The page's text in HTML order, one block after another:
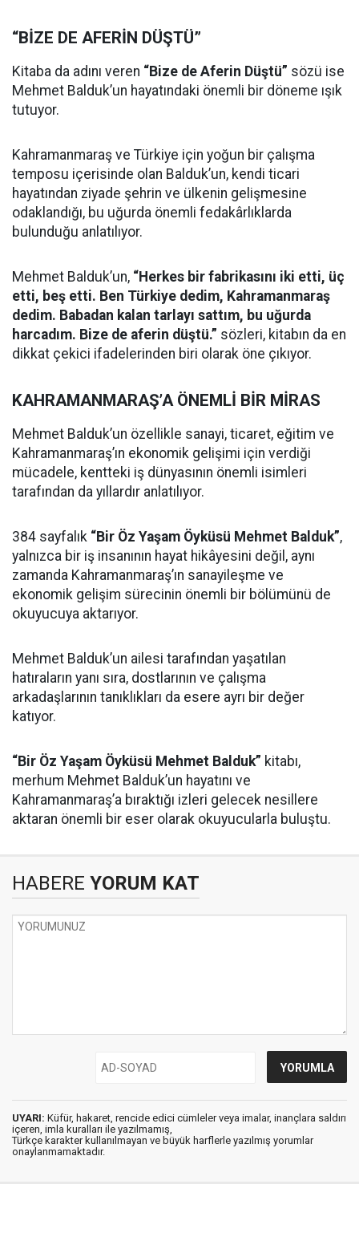
“BİZE DE AFERİN DÜŞTÜ”
Kitaba da adını veren “Bize de Aferin Düştü” sözü ise
Mehmet Balduk’un hayatındaki önemli bir döneme ışık
tutuyor.
Kahramanmaraş ve Türkiye için yoğun bir çalışma
temposu içerisinde olan Balduk’un, kendi ticari
hayatından ziyade şehrin ve ülkenin gelişmesine
odaklandığı, bu uğurda önemli fedakârlıklarda
bulunduğu anlatılıyor.
Mehmet Balduk’un, “Herkes bir fabrikasını iki etti, üç
etti, beş etti. Ben Türkiye dedim, Kahramanmaraş
dedim. Babadan kalan tarlayı sattım, bu uğurda
harcadım. Bize de aferin düştü.” sözleri, kitabın da en
dikkat çekici ifadelerinden biri olarak öne çıkıyor.
KAHRAMANMARAŞ’A ÖNEMLİ BİR MİRAS
Mehmet Balduk’un özellikle sanayi, ticaret, eğitim ve
Kahramanmaraş’ın ekonomik gelişimi için verdiği
mücadele, kentteki iş dünyasının önemli isimleri
tarafından da yıllardır anlatılıyor.
384 sayfalık “Bir Öz Yaşam Öyküsü Mehmet Balduk”,
yalnızca bir iş insanının hayat hikâyesini değil, aynı
zamanda Kahramanmaraş’ın sanayileşme ve
ekonomik gelişim sürecinin önemli bir bölümünü de
okuyucuya aktarıyor.
Mehmet Balduk’un ailesi tarafından yaşatılan
hatıraların yanı sıra, dostlarının ve çalışma
arkadaşlarının tanıklıkları da esere ayrı bir değer
katıyor.
“Bir Öz Yaşam Öyküsü Mehmet Balduk” kitabı,
merhum Mehmet Balduk’un hayatını ve
Kahramanmaraş’a bıraktığı izleri gelecek nesillere
aktaran önemli bir eser olarak okuyucularla buluştu.
HABERE YORUM KAT
UYARI: Küfür, hakaret, rencide edici cümleler veya imalar, inançlara saldırı
içeren, imla kuralları ile yazılmamış,
Türkçe karakter kullanılmayan ve büyük harflerle yazılmış yorumlar
onaylanmamaktadır.